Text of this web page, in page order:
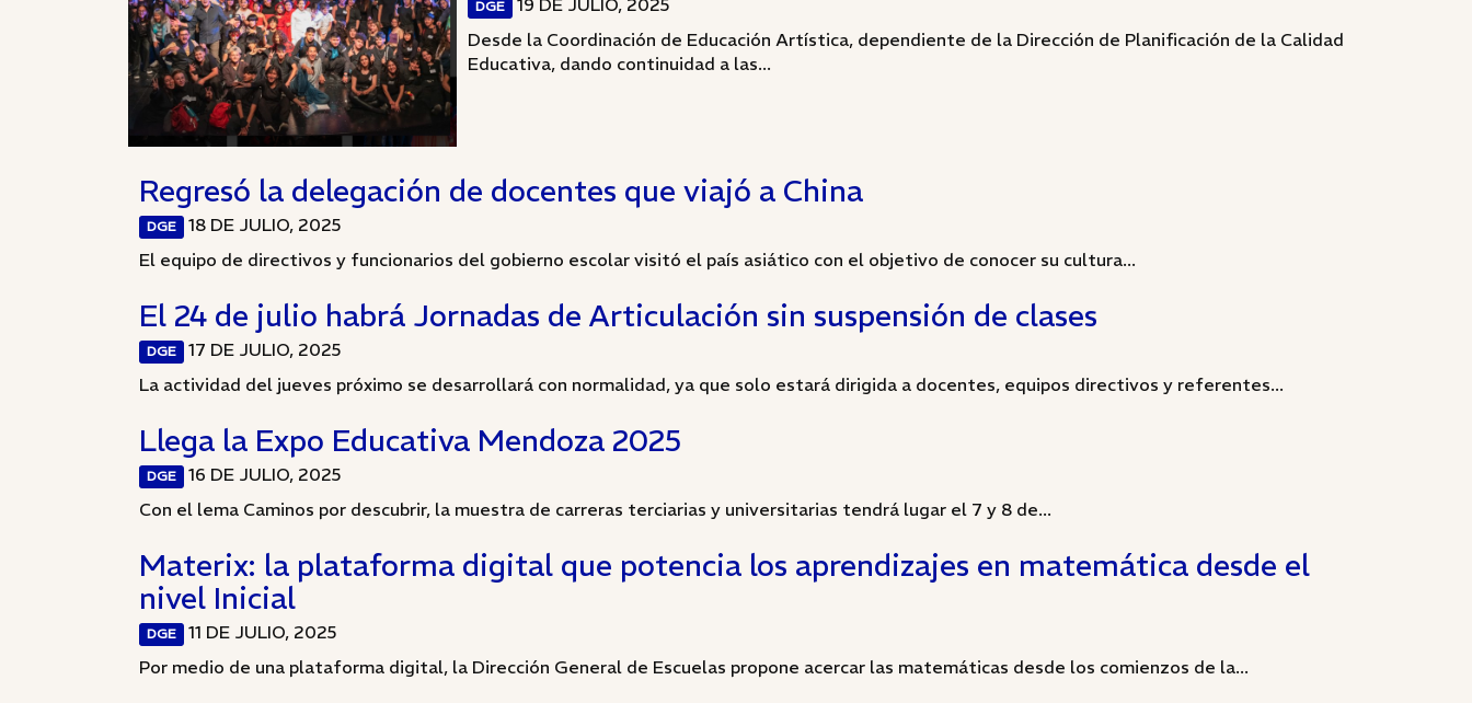
DGE
19 DE JULIO, 2025
Desde la Coordinación de Educación Artística, dependiente de la Dirección de Planificación de la Calidad
Educativa, dando continuidad a las...
Regresó la delegación de docentes que viajó a China
DGE
18 DE JULIO, 2025
El equipo de directivos y funcionarios del gobierno escolar visitó el país asiático con el objetivo de conocer su cultura...
El 24 de julio habrá Jornadas de Articulación sin suspensión de clases
DGE
17 DE JULIO, 2025
La actividad del jueves próximo se desarrollará con normalidad, ya que solo estará dirigida a docentes, equipos directivos y referentes...
Llega la Expo Educativa Mendoza 2025
DGE
16 DE JULIO, 2025
Con el lema Caminos por descubrir, la muestra de carreras terciarias y universitarias tendrá lugar el 7 y 8 de...
Materix: la plataforma digital que potencia los aprendizajes en matemática desde el
nivel Inicial
DGE
11 DE JULIO, 2025
Por medio de una plataforma digital, la Dirección General de Escuelas propone acercar las matemáticas desde los comienzos de la...